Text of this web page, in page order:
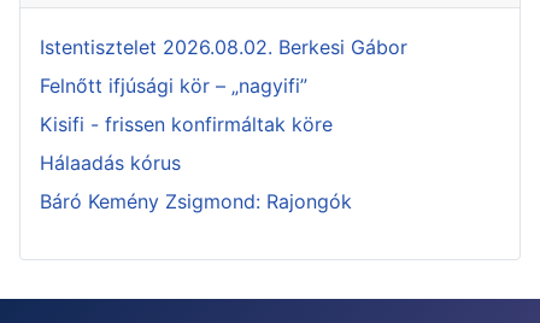
Istentisztelet 2026.08.02. Berkesi Gábor
Felnőtt ifjúsági kör – „nagyifi”
Kisifi - frissen konfirmáltak köre
Hálaadás kórus
Báró Kemény Zsigmond: Rajongók